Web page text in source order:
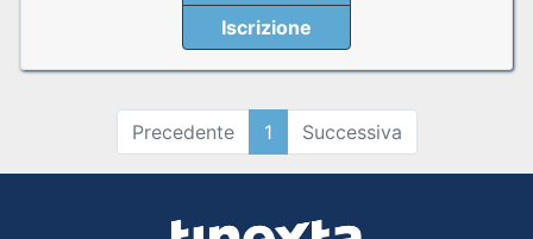
Iscrizione
Precedente 1 Successiva